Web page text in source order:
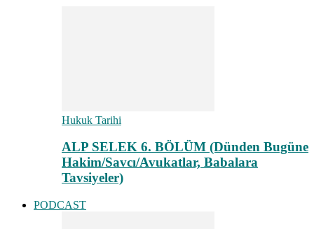
Hukuk Tarihi
ALP SELEK 6. BÖLÜM (Dünden Bugüne
Hakim/Savcı/Avukatlar, Babalara
Tavsiyeler)
PODCAST